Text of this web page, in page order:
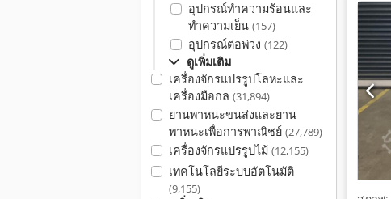
อุปกรณ์ทำความร้อนและ
ทำความเย็น (157)
อุปกรณ์ต่อพ่วง (122)
ดูเพิ่มเติม
เครื่องจักรแปรรูปโลหะและ
เครื่องมือกล (31,894)
ยานพาหนะขนส่งและยาน
พาหนะเพื่อการพาณิชย์ (27,789)
เครื่องจักรแปรรูปไม้ (12,155)
เทคโนโลยีระบบอัตโนมัติ
(9,155)